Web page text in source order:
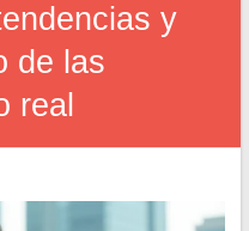
y
de las
real